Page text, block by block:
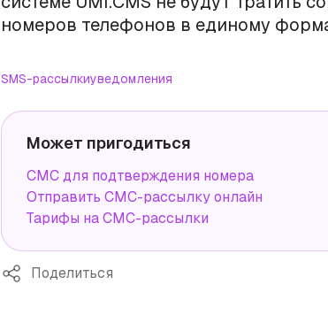
номеров телефонов в единому
SMS-рассылкиуведомления
Может пригодиться
СМС для подтверждения номера
Отправить СМС-рассылку онлайн
Тарифы на СМС-рассылки
Поделиться